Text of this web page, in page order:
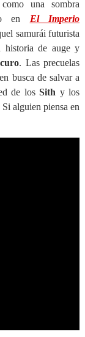
una sombra
en El Imperio
samurái futurista
historia de auge y
. Las precuelas
busca de salvar a
de losSith y los
alguien piensa en